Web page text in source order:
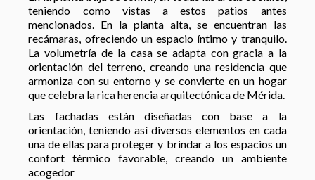
teniendo como vistas a estos patios antes
mencionados. En la planta alta, se encuentran las
recámaras, ofreciendo un espacio íntimo y tranquilo.
La volumetría de la casa se adapta con gracia a la
orientación del terreno, creando una residencia que
armoniza con su entorno y se convierte en un hogar
que celebra la rica herencia arquitectónica de Mérida.
Las fachadas están diseñadas con base a la
orientación, teniendo así diversos elementos en cada
una de ellas para proteger y brindar a los espacios un
confort térmico favorable, creando un ambiente
acogedor